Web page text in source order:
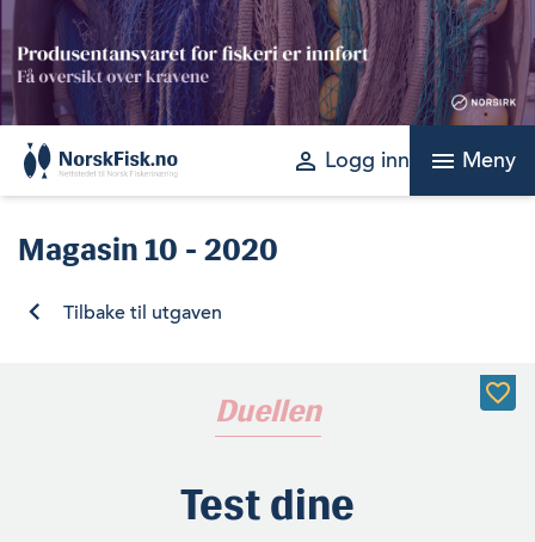
Skip
to
content
perm_identity Logg inn menu Meny
Magasin 10 - 2020
Tilbake til utgaven
Duellen
Test dine